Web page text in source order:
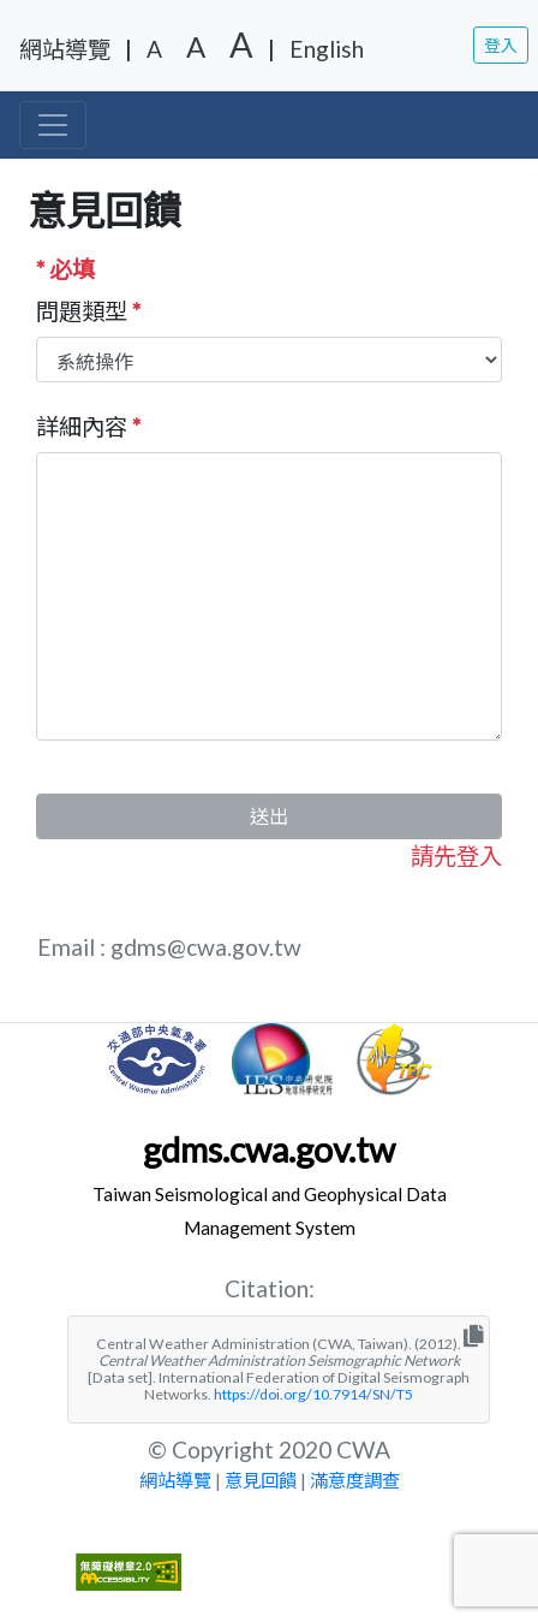
網站導覽 | A A A | English 登入
意見回饋
* 必填
問題類型 *
詳細內容 *
送出
請先登入
Email : gdms@cwa.gov.tw
gdms.cwa.gov.tw
Taiwan Seismological and Geophysical Data
Management System
Citation:
Central Weather Administration (CWA, Taiwan). (2012).
Central Weather Administration Seismographic Network
[Data set]. International Federation of Digital Seismograph
Networks. https://doi.org/10.7914/SN/T5
© Copyright 2020 CWA
網站導覽| 意見回饋| 滿意度調查